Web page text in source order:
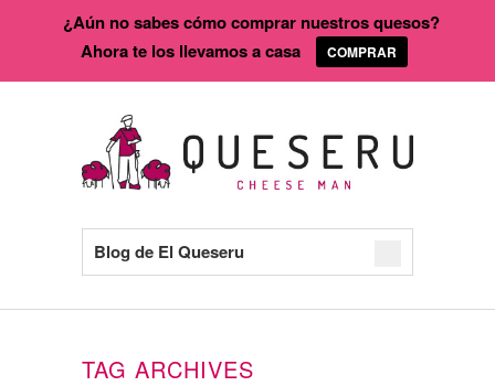
Blog de El Queseru
TAG ARCHIVES
¿Aún no sabes cómo comprar nuestros quesos?
Ahora te los llevamos a casa
COMPRAR